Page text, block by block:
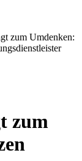
zum Umdenken:
zum